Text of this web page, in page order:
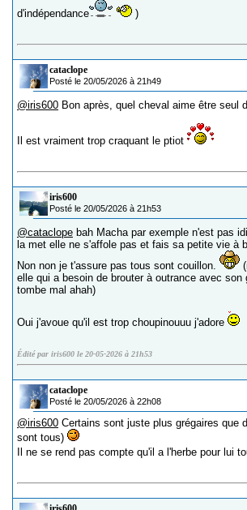
d'indépendance
)
cataclope
Posté le 20/05/2026 à 21h49
@iris600 Bon après, quel cheval aime être seul
Il est vraiment trop craquant le ptiot
iris600
Posté le 20/05/2026 à 21h53
@cataclope bah Macha par exemple n'est pas
la met elle ne s'affole pas et fais sa petite vie à
Non non je t'assure pas tous sont couillon.
elle qui a besoin de brouter à outrance avec son
tombe mal ahah)
Oui j'avoue qu'il est trop choupinouuu j'adore
Édité par iris600 le 20-05-2026 à 21h53
cataclope
Posté le 20/05/2026 à 22h08
@iris600 Certains sont juste plus grégaires que
sont tous)
Il ne se rend pas compte qu'il a l'herbe pour lui